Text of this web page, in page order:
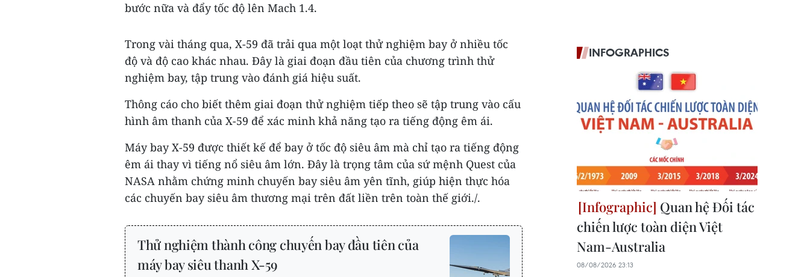
bước nữa và đẩy tốc độ lên Mach 1.4.
Trong vài tháng qua, X-59 đã trải qua một loạt thử nghiệm bay ở nhiều tốc
độ và độ cao khác nhau. Đây là giai đoạn đầu tiên của chương trình thử
nghiệm bay, tập trung vào đánh giá hiệu suất.
Thông cáo cho biết thêm giai đoạn thử nghiệm tiếp theo sẽ tập trung vào cấu
hình âm thanh của X-59 để xác minh khả năng tạo ra tiếng động êm ái.
Máy bay X-59 được thiết kế để bay ở tốc độ siêu âm mà chỉ tạo ra tiếng động
êm ái thay vì tiếng nổ siêu âm lớn. Đây là trọng tâm của sứ mệnh Quest của
NASA nhằm chứng minh chuyến bay siêu âm yên tĩnh, giúp hiện thực hóa
các chuyến bay siêu âm thương mại trên đất liền trên toàn thế giới./.
Thử nghiệm thành công chuyến bay đầu tiên của
máy bay siêu thanh X-59
INFOGRAPHICS
Quan hệ Đối tác
chiến lược toàn diện Việt
Nam-Australia
08/08/2026 23:13